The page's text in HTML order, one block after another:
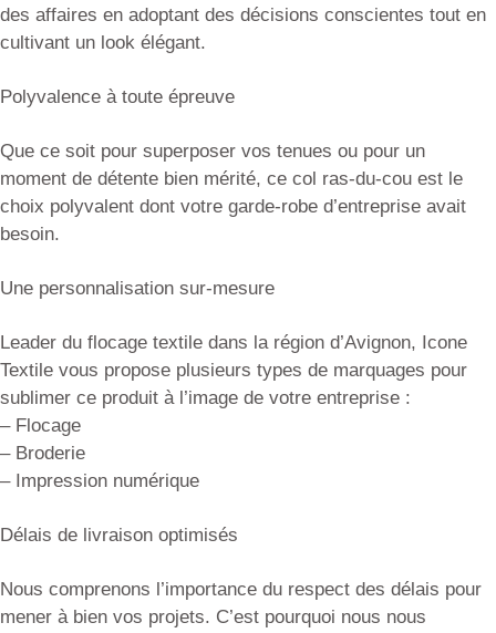
des affaires en adoptant des décisions conscientes tout en
cultivant un look élégant.
Polyvalence à toute épreuve
Que ce soit pour superposer vos tenues ou pour un
moment de détente bien mérité, ce col ras-du-cou est le
choix polyvalent dont votre garde-robe d’entreprise avait
besoin.
Une personnalisation sur-mesure
Leader du flocage textile dans la région d’Avignon, Icone
Textile vous propose plusieurs types de marquages pour
sublimer ce produit à l’image de votre entreprise :
– Flocage
– Broderie
– Impression numérique
Délais de livraison optimisés
Nous comprenons l’importance du respect des délais pour
mener à bien vos projets. C’est pourquoi nous nous